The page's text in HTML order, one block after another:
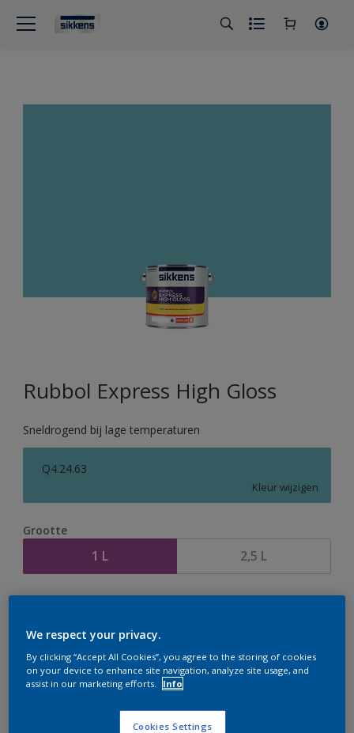
Rubbol Express High Gloss
Sneldrogend bij lage temperaturen
Q4.24.63
Kleur wijzigen
Grootte
1 L 2,5 L
Op dit moment is het niet mogelijk dit product online
er hard aan om de voorraad aan te vullen.
We respect your privacy.
By clicking “Accept All Cookies”, you agree to the storing of cookies
on your device to enhance site navigation, analyze site usage, and
assist in our marketing efforts.
Info
Cookies Settings